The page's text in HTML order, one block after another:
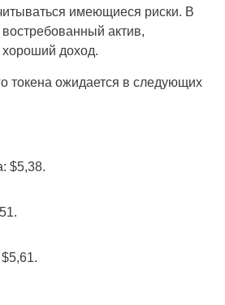
имеющиеся риски. В
актив,
доход.
токена ожидается в следующих
$5,38.